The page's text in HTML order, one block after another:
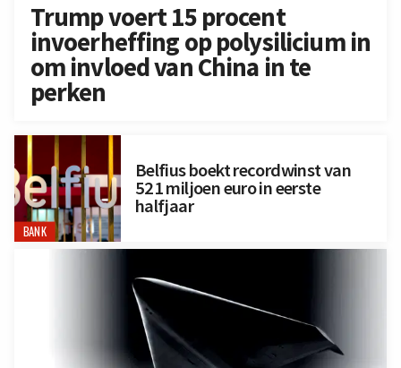
Trump voert 15 procent
invoerheffing op polysilicium in
om invloed van China in te
perken
BANK
Belfius boekt recordwinst van
521 miljoen euro in eerste
halfjaar